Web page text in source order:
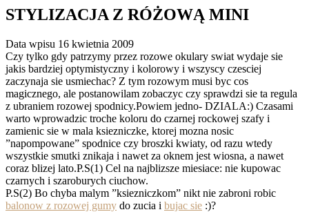
STYLIZACJA Z RÓŻOWĄ MINI
Data wpisu 16 kwietnia 2009
Czy tylko gdy patrzymy przez rozowe okulary swiat wydaje sie
jakis bardziej optymistyczny i kolorowy i wszyscy czesciej
zaczynaja sie usmiechac? Z tym rozowym musi byc cos
magicznego, ale postanowilam zobaczyc czy sprawdzi sie ta regula
z ubraniem rozowej spodnicy.Powiem jedno- DZIALA:) Czasami
warto wprowadzic troche koloru do czarnej rockowej szafy i
zamienic sie w mala ksiezniczke, ktorej mozna nosic
”napompowane” spodnice czy broszki kwiaty, od razu wtedy
wszystkie smutki znikaja i nawet za oknem jest wiosna, a nawet
coraz blizej lato.P.S(1) Cel na najblizsze miesiace: nie kupowac
czarnych i szaroburych ciuchow.
P.S(2) Bo chyba malym ”ksiezniczkom” nikt nie zabroni robic
balonow z rozowej gumy do zucia i bujac sie :)?